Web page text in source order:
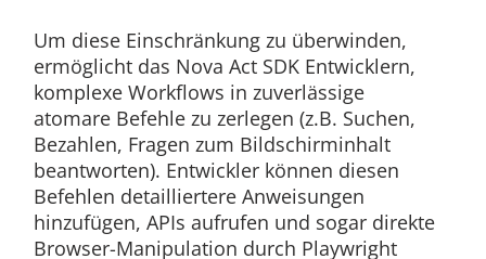
Um diese Einschränkung zu überwinden,
ermöglicht das Nova Act SDK Entwicklern,
komplexe Workflows in zuverlässige
atomare Befehle zu zerlegen (z.B. Suchen,
Bezahlen, Fragen zum Bildschirminhalt
beantworten). Entwickler können diesen
Befehlen detailliertere Anweisungen
hinzufügen, APIs aufrufen und sogar direkte
Browser-Manipulation durch Playwright